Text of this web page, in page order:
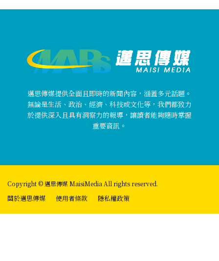
邁思傳媒提供全面且即時的新聞內容，涵蓋多元話題。
無論是生活、政治、經濟、科技或文化等，我們都致力
於提供深入且具有洞察力的報導，讓讀者能夠隨時掌握
重要資訊。
Copyright © 邁思傳媒 MaisiMedia All rights reserved.
關於邁思傳媒 使用者條款 隱私權政策